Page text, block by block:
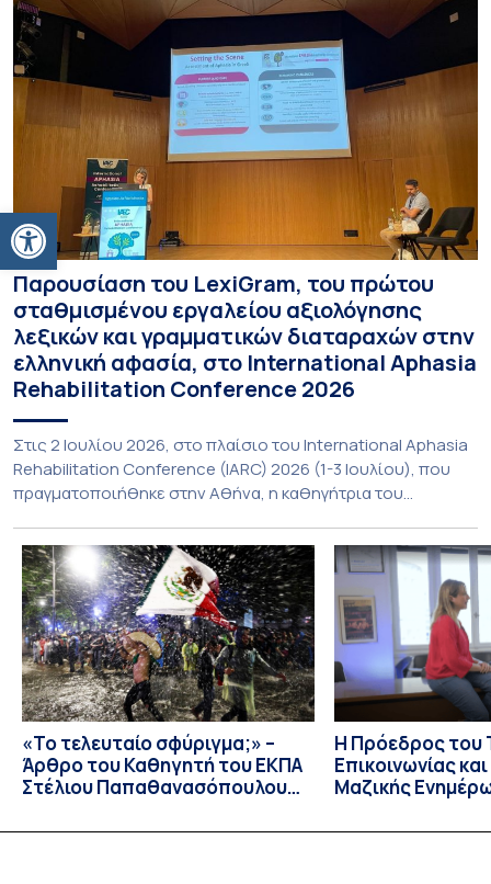
Ανοίξτε τη γραμμή εργαλείων
Παρουσίαση του LexiGram, του πρώτου
σταθμισμένου εργαλείου αξιολόγησης
λεξικών και γραμματικών διαταραχών στην
ελληνική αφασία, στο International Aphasia
Rehabilitation Conference 2026
Στις 2 Ιουλίου 2026, στο πλαίσιο του International Aphasia
Rehabilitation Conference (IARC) 2026 (1-3 Ιουλίου), που
πραγματοποιήθηκε στην Αθήνα, η καθηγήτρια του
Πανεπιστημίου Αθηνών, Σπυριδούλα Βαρλοκώστα,
παρουσίασε το LexiGram, ένα καινοτόμο, σταθμισμένο
εργαλείο αξιολόγησης των λεξικών και γραμματικών
διαταραχών σε ελληνόφωνους ασθενείς με αφασία. Η
αφασία είναι επίκτητη γλωσσική […]
«Το τελευταίο σφύριγμα;» –
Άρθρο του Καθηγητή του ΕΚΠΑ
Στέλιου Παπαθανασόπουλου
Η Πρόεδρος του
Επικοινωνίας
Μαζικής
Καθηγήτρια